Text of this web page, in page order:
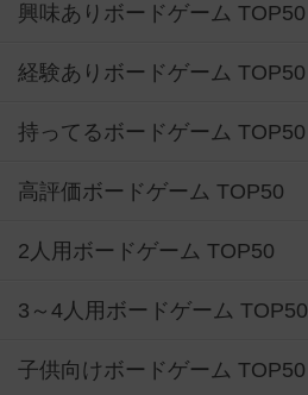
興味ありボードゲーム TOP50
経験ありボードゲーム TOP50
持ってるボードゲーム TOP50
高評価ボードゲーム TOP50
2人用ボードゲーム TOP50
3～4人用ボードゲーム TOP50
子供向けボードゲーム TOP50